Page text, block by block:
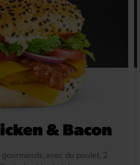
& Bacon
avec du poulet, 2